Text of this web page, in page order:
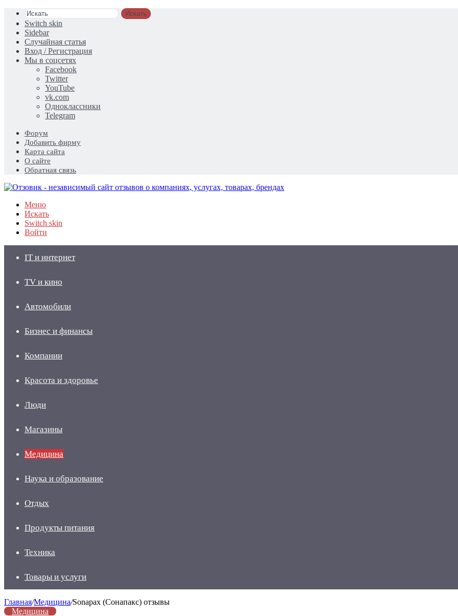
Искать
Switch skin
Sidebar
Случайная статья
Вход / Регистрация
Мы в соцсетях
Facebook
Twitter
YouTube
vk.com
Одноклассники
Telegram
Форум
Добавить фирму
Карта сайта
О сайте
Обратная связь
Меню
Искать
Switch skin
Войти
IT и интернет
TV и кино
Автомобили
Бизнес и финансы
Компании
Красота и здоровье
Люди
Магазины
Медицина
Наука и образование
Отдых
Продукты питания
Техника
Товары и услуги
Главная/Медицина/Sonapax (Сонапакс) отзывы
Медицина